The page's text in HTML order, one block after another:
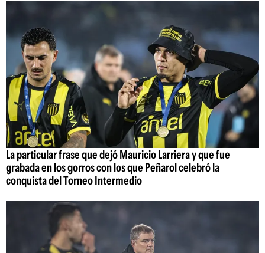
La particular frase que dejó Mauricio Larriera y que fue
grabada en los gorros con los que Peñarol celebró la
conquista del Torneo Intermedio